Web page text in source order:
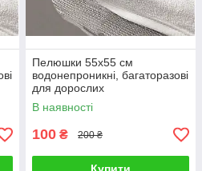
Пелюшки 55х55 см
водонепроникні, багаторазові
для дорослих
В наявності
100 ₴ 200 ₴